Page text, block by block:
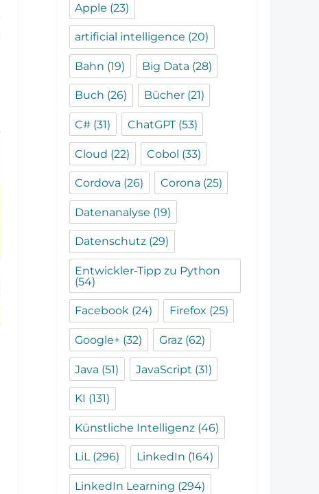
Apple (23)
artificial intelligence (20)
Bahn (19) Big Data (28)
Buch (26) Bücher(21)
C# (31) ChatGPT(53)
Cloud (22) Cobol (33)
Cordova (26) Corona (25)
Datenanalyse (19)
Datenschutz (29)
Entwickler-Tipp zu Python
(54)
Facebook (24) Firefox (25)
Google+ (32) Graz(62)
Java (51) JavaScript (31)
KI (131)
Künstliche Intelligenz (46)
LiL(296) LinkedIn (164)
LinkedIn Learning (294)